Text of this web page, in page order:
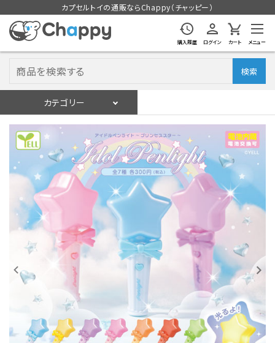
カプセルトイの通販ならChappy（チャッピー）
購入履歴 ログイン カート メニュー
検索
カテゴリー
ログイン 会員登録
入荷スケジュールをチェック
カプセルトイマシン本体
カプセルトイ
販促用空カプセル
レンタル
景品・玩具・文具